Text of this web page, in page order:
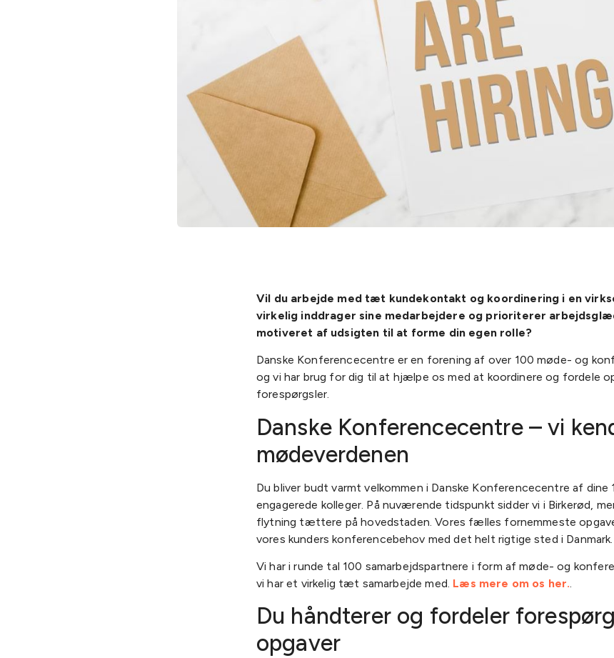
Vil du arbejde med tæt kundekontakt og koordinering i en
virkelig inddrager sine medarbejdere og prioriterer
motiveret af udsigten til at forme din egen rolle?
Danske Konferencecentre er en forening af over 100 møde- og
og vi har brug for dig til at hjælpe os med at koordinere og fordele
forespørgsler.
Danske Konferencecentre – vi
mødeverdenen
Du bliver budt varmt velkommen i Danske Konferencecentre af dine
engagerede kolleger. På nuværende tidspunkt sidder vi i Birkerød,
flytning tættere på hovedstaden. Vores fælles fornemmeste
vores kunders konferencebehov med det helt rigtige sted i Danmark.
Vi har i runde tal 100 samarbejdspartnere i form af møde- og
vi har et virkelig tæt samarbejde med. Læs mere om os her..
Du håndterer og fordeler
opgaver